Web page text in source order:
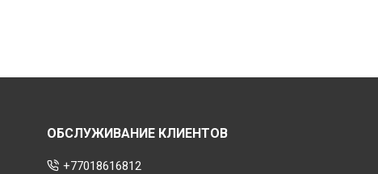
ОБСЛУЖИВАНИЕ КЛИЕНТОВ
+77018616812